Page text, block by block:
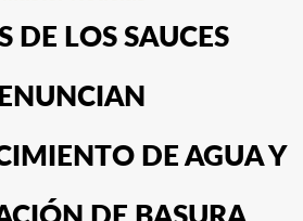
DE LOS SAUCES
DE AGUA Y